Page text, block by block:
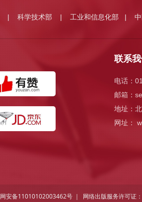
联系我
电话：
邮箱：
地址：
网址：
| 科学技术部 | 工业和信息化部 |
安备11010102003462号 ｜ 网络出版服务许可证：